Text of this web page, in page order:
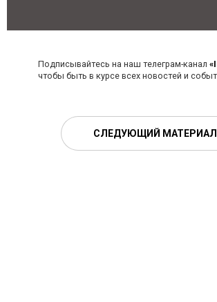
Подписывайтесь на наш телеграм-канал
чтобы быть в курсе всех новостей и
СЛЕДУЮЩИЙ МАТЕРИАЛ